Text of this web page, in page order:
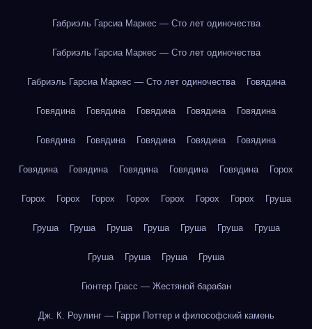
Габриэль Гарсиа Маркес — Сто лет одиночества
Габриэль Гарсиа Маркес — Сто лет одиночества
Габриэль Гарсиа Маркес — Сто лет одиночества Говядина
Говядина Говядина Говядина Говядина Говядина
Говядина Говядина Говядина Говядина Говядина
Говядина Говядина Говядина Говядина Говядина Горох
Горох Горох Горох Горох Горох Горох Горох Груша
Груша Груша Груша Груша Груша Груша Груша
Груша Груша Груша Груша
Гюнтер Грасс — Жестяной барабан
Дж. К. Роулинг — Гарри Поттер и философский камень